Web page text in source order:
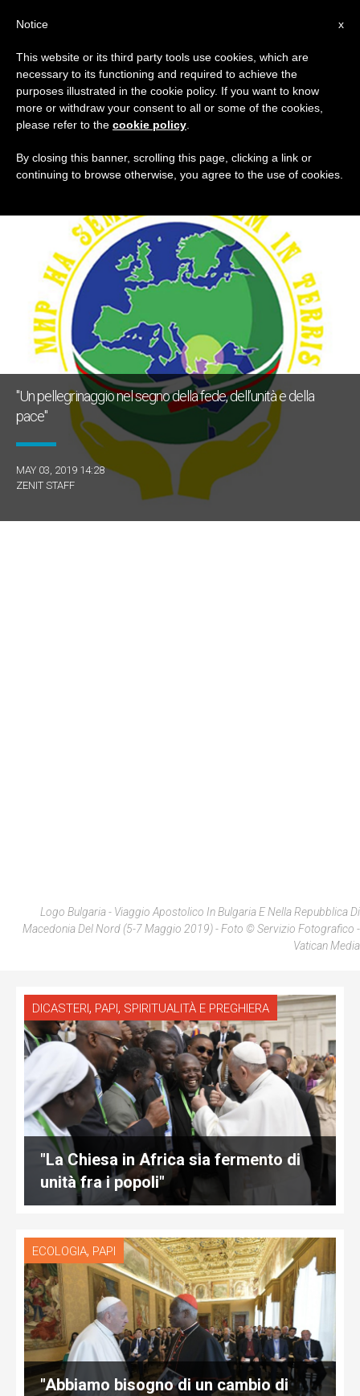
GIORNO
Maggio 3rd, 2019
ULTIME NOTIZIE
"Un pellegrinaggio nel segno della fede, dell’unità e della
pace"
MAY 03, 2019 14:28
ZENIT STAFF
Logo Bulgaria - Viaggio Apostolico In Bulgaria E Nella Repubblica Di
Macedonia Del Nord (5-7 Maggio 2019) - Foto © Servizio Fotografico -
Vatican Media
DICASTERI, PAPI, SPIRITUALITÀ E PREGHIERA
"La Chiesa in Africa sia fermento di
unità fra i popoli"
ECOLOGIA, PAPI
"Abbiamo bisogno di un cambio di
x
Notice
This website or its third party tools use cookies, which are
necessary to its functioning and required to achieve the
purposes illustrated in the cookie policy. If you want to know
more or withdraw your consent to all or some of the cookies,
please refer to the cookie policy
By closing this banner, scrolling this page, clicking a link or
continuing to browse otherwise, you agree to the use of cookies.